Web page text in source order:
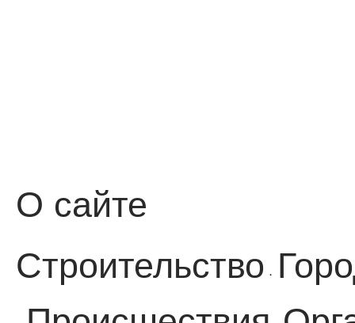
О сайте
Строительство ·